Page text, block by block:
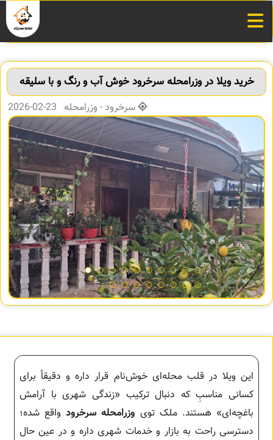
خرید ویلا در وزرامحله سرخرود خوش آب و رنگ و با سلیقه
سرخرود - وزرامحله 23-02-2026
این ویلا در قلب محله‌ای خوش‌نام قرار داره و دقیقاً برای
کسانی مناسبِ که دنبال ترکیب «زندگی شهری با آرامش
باغچه‌ای» هستند. ملک توی وزرامحله سرخرودواقع شده؛
دسترسی راحت به بازار و خدمات شهری داره و در عین حال